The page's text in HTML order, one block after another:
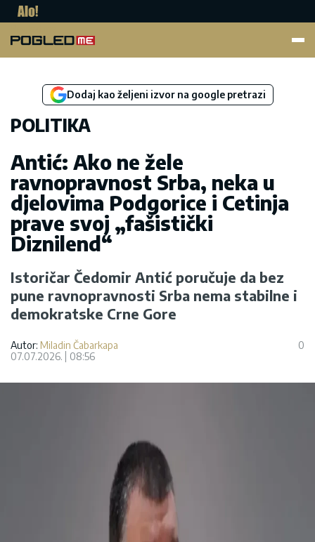
Dodaj kao željeni izvor na google pretrazi
POLITIKA
Antić: Ako ne žele
ravnopravnost Srba, neka u
djelovima Podgorice i Cetinja
prave svoj „fašistički
Diznilend“
Istoričar Čedomir Antić poručuje da bez
pune ravnopravnosti Srba nema stabilne i
demokratske Crne Gore
Autor: Miladin Čabarkapa
07.07.2026.
08:56
0